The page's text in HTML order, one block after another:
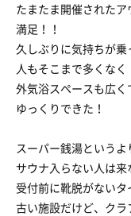
たまたま開催された
満足！！
久しぶりに気持ちが
人もそこまで多くなく
外気浴スペースも広く
ゆっくりできた！
スーパー銭湯という
サウナ入らない人は来
受付前に靴脱がないタ
古い施設だけど、クラ